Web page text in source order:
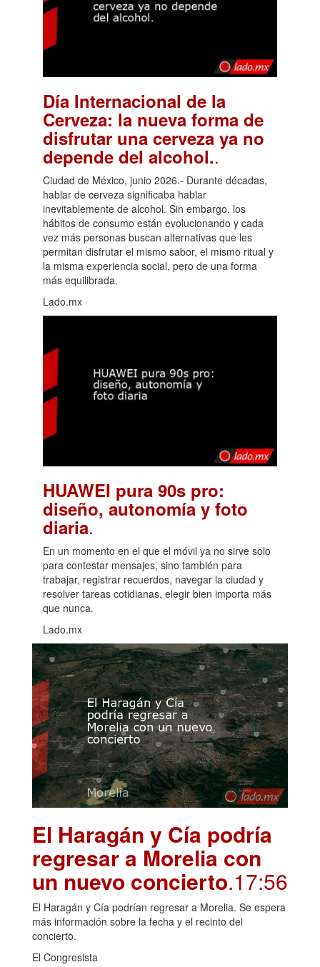
Día Internacional de la
Cerveza: la nueva forma de
disfrutar una cerveza ya no
depende del alcohol..
Ciudad de México, junio 2026.- Durante décadas,
hablar de cerveza significaba hablar
inevitablemente de alcohol. Sin embargo, los
hábitos de consumo están evolucionando y cada
vez más personas buscan alternativas que les
permitan disfrutar el mismo sabor, el mismo ritual y
la misma experiencia social, pero de una forma
más equilibrada.
Lado.mx
HUAWEI pura 90s pro:
diseño, autonomía y foto
diaria.
En un momento en el que el móvil ya no sirve solo
para contestar mensajes, sino también para
trabajar, registrar recuerdos, navegar la ciudad y
resolver tareas cotidianas, elegir bien importa más
que nunca.
Lado.mx
El Haragán y Cía podría
regresar a Morelia con
un nuevo concierto.17:56
El Haragán y Cía podrían regresar a Morelia. Se espera
más información sobre la fecha y el recinto del
concierto.
El Congresista